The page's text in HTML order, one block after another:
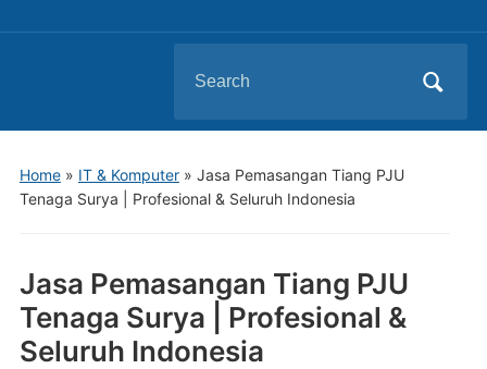
Home» IT & Komputer» Jasa Pemasangan Tiang PJU
Tenaga Surya | Profesional & Seluruh Indonesia
Jasa Pemasangan Tiang PJU
Tenaga Surya | Profesional &
Seluruh Indonesia